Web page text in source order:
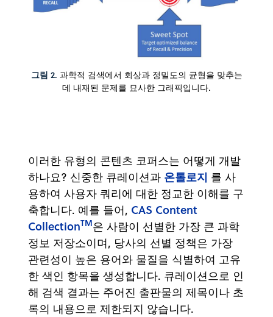
그림 2. 과학적 검색에서 회상과 정밀도의 균형을 맞추는
데 내재된 문제를 묘사한 그래픽입니다.
이러한 유형의 콘텐츠 코퍼스는 어떻게 개발
하나요? 신중한 큐레이션과 온톨로지 를 사
용하여 사용자 쿼리에 대한 정교한 이해를 구
축합니다. 예를 들어, CAS Content
CollectionTM은 사람이 선별한 가장 큰 과학
정보 저장소이며, 당사의 선별 정책은 가장
관련성이 높은 용어와 물질을 식별하여 고유
한 색인 항목을 생성합니다. 큐레이션으로 인
해 검색 결과는 주어진 출판물의 제목이나 초
록의 내용으로 제한되지 않습니다.